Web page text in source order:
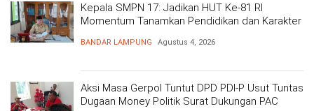
Kepala SMPN 17: Jadikan HUT Ke-81 RI
Momentum Tanamkan Pendidikan dan Karakter
BANDAR LAMPUNG Agustus 4, 2026
Aksi Masa Gerpol Tuntut DPD PDI-P Usut Tuntas
Dugaan Money Politik Surat Dukungan PAC